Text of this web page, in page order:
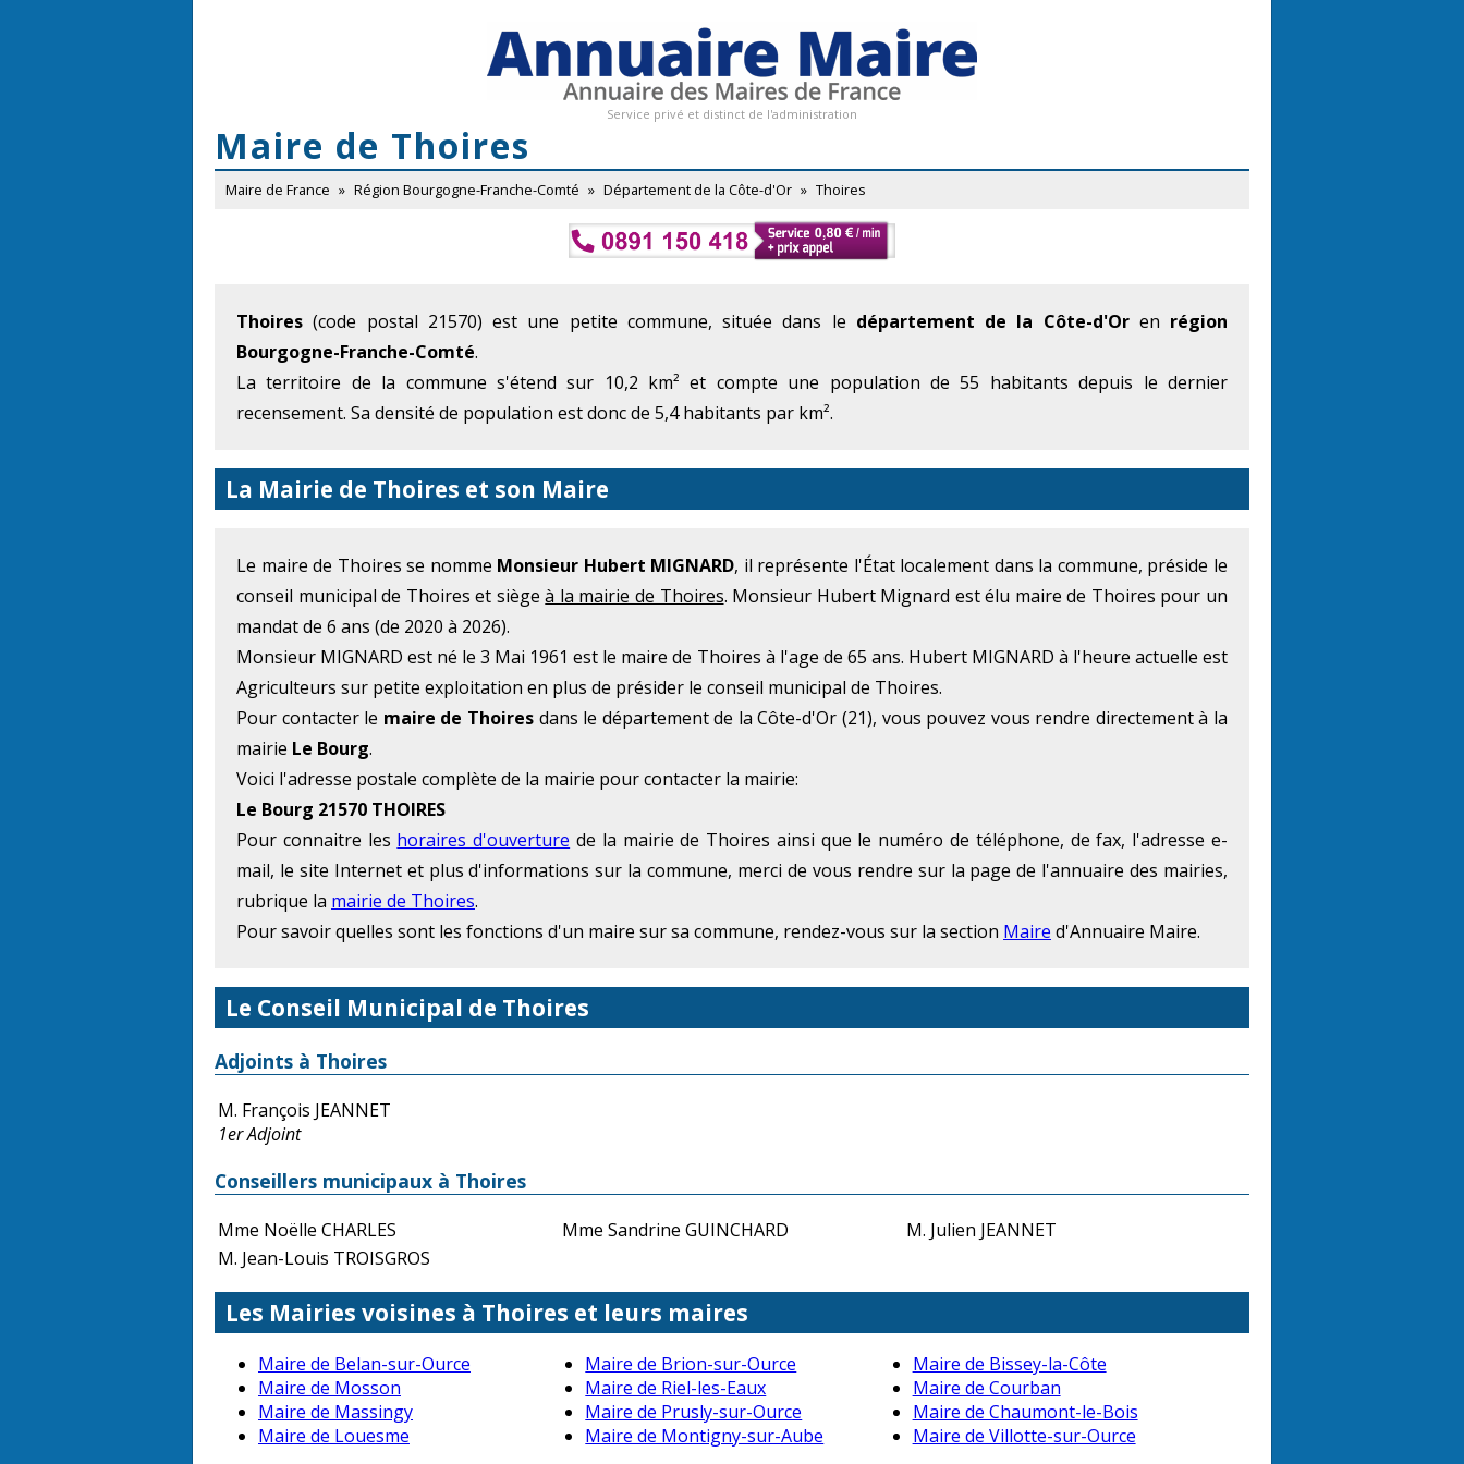
Service privé et distinct de l'administration
Maire de Thoires
Maire de France » Région Bourgogne-Franche-Comté » Département de la Côte-d'Or » Thoires
Thoires (code postal 21570) est une petite commune, située dans le département de la Côte-d'Oren région
Bourgogne-Franche-Comté.
La territoire de la commune s'étend sur 10,2 km² et compte une population de 55 habitants depuis le dernier
recensement. Sa densité de population est donc de 5,4 habitants par km².
La Mairie de Thoires et son Maire
Le maire de Thoires se nomme Monsieur Hubert MIGNARD, il représente l'État localement dans la commune, préside le
conseil municipal de Thoires et siègeà la mairie de Thoires. Monsieur Hubert Mignard est élu maire de Thoires pour un
mandat de 6 ans (de 2020 à 2026).
Monsieur MIGNARD est né le 3 Mai 1961 est le maire de Thoires à l'age de 65 ans. Hubert MIGNARD à l'heure actuelle est
Agriculteurs sur petite exploitation en plus de présider le conseil municipal de Thoires.
Pour contacter le maire de Thoiresdans le département de la Côte-d'Or (21), vous pouvez vous rendre directement à la
mairie Le Bourg.
Voici l'adresse postale complète de la mairie pour contacter la mairie:
Le Bourg 21570 THOIRES
Pour connaitre les horaires d'ouverture de la mairie de Thoires ainsi que le numéro de téléphone, de fax, l'adresse e-
mail, le site Internet et plus d'informations sur la commune, merci de vous rendre sur la page de l'annuaire des mairies,
rubrique la mairie de Thoires.
Pour savoir quelles sont les fonctions d'un maire sur sa commune, rendez-vous sur la section Maire d'Annuaire Maire.
Le Conseil Municipal de Thoires
Adjoints à Thoires
M. François JEANNET
1er Adjoint
Conseillers municipaux à Thoires
Mme Noëlle CHARLES Mme Sandrine GUINCHARD
M. Julien JEANNET
M. Jean-Louis TROISGROS
Les Mairies voisines à Thoires et leurs maires
Maire de Belan-sur-Ource Maire de Brion-sur-Ource
Maire de Bissey-la-Côte
Maire de Mosson
Maire de Riel-les-Eaux
Maire de Courban
Maire de Massingy
Maire de Prusly-sur-Ource
Maire de Chaumont-le-Bois
Maire de Louesme
Maire de Montigny-sur-Aube Maire de Villotte-sur-Ource